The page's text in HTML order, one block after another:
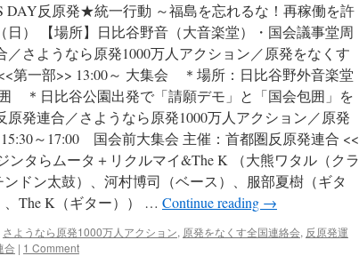
DAY反原発★統一行動 ～福島を忘れるな！再稼働を許
日） 【場所】日比谷野音（大音楽堂）・国会議事堂周
さようなら原発1000万人アクション／原発をなくす
第一部>> 13:00～ 大集会 ＊場所：日比谷野外音楽堂
＊日比谷公園出発で「請願デモ」と「国会包囲」を
発連合／さようなら原発1000万人アクション／原発
～17:00 国会前大集会 主催：首都圏反原発連合 <<
ンタらムータ＋リクルマイ&The K （大熊ワタル（クラ
ドン太鼓）、河村博司（ベース）、服部夏樹（ギタ
The K（ギター）） … Continue reading →
さようなら原発1000万人アクション, 原発をなくす全国連絡会, 反原発運
合 | 1 Comment